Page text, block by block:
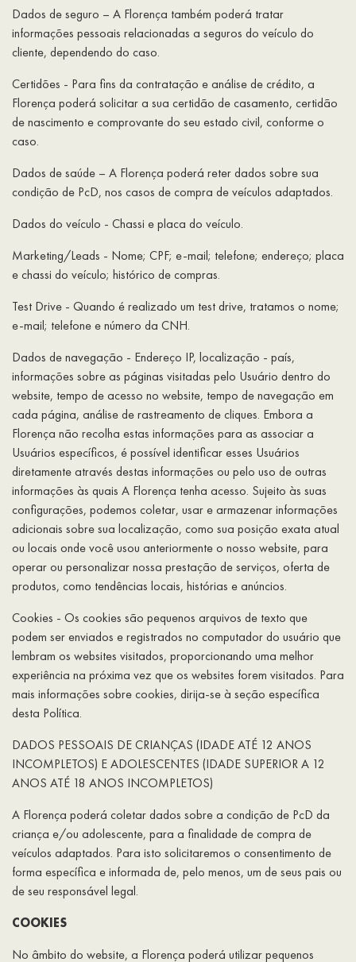
Dados de seguro – A Florença também poderá tratar
informações pessoais relacionadas a seguros do veículo do
cliente, dependendo do caso.
Certidões - Para fins da contratação e análise de crédito, a
Florença poderá solicitar a sua certidão de casamento, certidão
de nascimento e comprovante do seu estado civil, conforme o
caso.
Dados de saúde – A Florença poderá reter dados sobre sua
condição de PcD, nos casos de compra de veículos adaptados.
Dados do veículo - Chassi e placa do veículo.
Marketing/Leads - Nome; CPF; e-mail; telefone; endereço; placa
e chassi do veículo; histórico de compras.
Test Drive - Quando é realizado um test drive, tratamos o nome;
e-mail; telefone e número da CNH.
Dados de navegação - Endereço IP, localização - país,
informações sobre as páginas visitadas pelo Usuário dentro do
website, tempo de acesso no website, tempo de navegação em
cada página, análise de rastreamento de cliques. Embora a
Florença não recolha estas informações para as associar a
Usuários específicos, é possível identificar esses Usuários
diretamente através destas informações ou pelo uso de outras
informações às quais A Florença tenha acesso. Sujeito às suas
configurações, podemos coletar, usar e armazenar informações
adicionais sobre sua localização, como sua posição exata atual
ou locais onde você usou anteriormente o nosso website, para
operar ou personalizar nossa prestação de serviços, oferta de
produtos, como tendências locais, histórias e anúncios.
Cookies - Os cookies são pequenos arquivos de texto que
podem ser enviados e registrados no computador do usuário que
lembram os websites visitados, proporcionando uma melhor
experiência na próxima vez que os websites forem visitados. Para
mais informações sobre cookies, dirija-se à seção específica
desta Política.
DADOS PESSOAIS DE CRIANÇAS (IDADE ATÉ 12 ANOS
INCOMPLETOS) E ADOLESCENTES (IDADE SUPERIOR A 12
ANOS ATÉ 18 ANOS INCOMPLETOS)
A Florença poderá coletar dados sobre a condição de PcD da
criança e/ou adolescente, para a finalidade de compra de
veículos adaptados. Para isto solicitaremos o consentimento de
forma específica e informada de, pelo menos, um de seus pais ou
de seu responsável legal.
COOKIES
No âmbito do website, a Florença poderá utilizar pequenos